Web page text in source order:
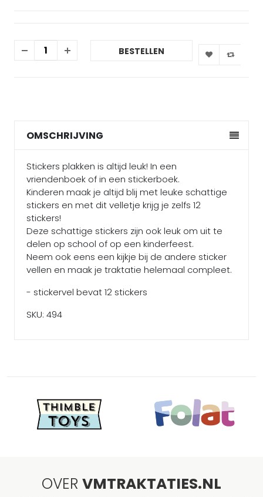
BESTELLEN
OMSCHRIJVING
Stickers plakken is altijd leuk! In een
vriendenboek of in een stickerboek.
Kinderen maak je altijd blij met leuke schattige
stickers en met dit velletje krijg je zelfs 12
stickers!
Deze schattige stickers zijn ook leuk om uit te
delen op school of op een kinderfeest.
Neem ook eens een kijkje bij de andere sticker
vellen en maak je traktatie helemaal compleet.
- stickervel bevat 12 stickers
SKU: 494
OVER VMTRAKTATIES.NL